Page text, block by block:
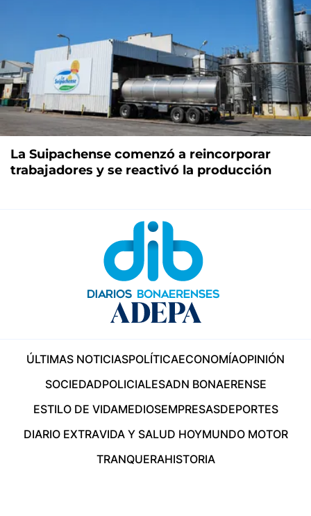
La Suipachense comenzó a reincorporar
trabajadores y se reactivó la producción
ÚLTIMAS NOTICIASPOLÍTICAECONOMÍAOPINIÓN
SOCIEDADPOLICIALESADN BONAERENSE
ESTILO DE VIDAMEDIOSEMPRESASDEPORTES
DIARIO EXTRAVIDA Y SALUD HOYMUNDO MOTOR
TRANQUERAHISTORIA